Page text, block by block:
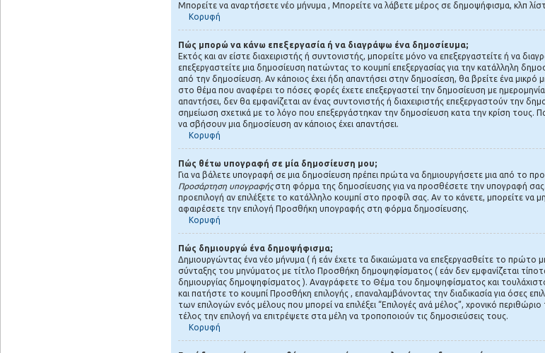
Μπορείτε να αναρτήσετε νέο μήνυμα , Μπορείτε να λάβετε μέρος σε δημοψήφισμα, κλπ
Κορυφή
Πώς μπορώ να κάνω επεξεργασία ή να διαγράψω ένα δημοσίευμα;
Εκτός και αν είστε διαχειριστής ή συντονιστής, μπορείτε μόνο να επεξεργαστείτε ή να
επεξεργαστείτε μια δημοσίευση πατώντας το κουμπί επεξεργασίας για την κατάλληλη
από την δημοσίευση. Αν κάποιος έχει ήδη απαντήσει στην δημοσίεση, θα βρείτε ένα
στο θέμα που αναφέρει το πόσες φορές έχετε επεξεργαστεί την δημοσίευση με
απαντήσει, δεν θα εμφανίζεται αν ένας συντονιστής ή διαχειριστής επεξεργαστούν την
σημείωση σχετικά με το λόγο που επεξεργάστηκαν την δημοσίευση κατα την κρίση τους.
να σβήσουν μια δημοσίευση αν κάποιος έχει απαντήσει.
Κορυφή
Πώς θέτω υπογραφή σε μία δημοσίευση μου;
Για να βάλετε υπογραφή σε μια δημοσίευση πρέπει πρώτα να δημιουργήσετε μια από το
Προσάρτηση υπογραφήςστη φόρμα της δημοσίευσης για να προσθέσετε την υπογραφή
προεπιλογή αν επιλέξετε το κατάλληλο κουμπί στο προφίλ σας. Αν το κάνετε, μπορείτε να
αφαιρέσετε την επιλογή Προσθήκη υπογραφής στη φόρμα δημοσίευσης.
Κορυφή
Πώς δημιουργώ ένα δημοψήφισμα;
Δημιουργώντας ένα νέο μήνυμα ( ή εάν έχετε τα δικαιώματα να επεξεργασθείτε το πρώτο
σύνταξης του μηνύματος με τίτλο Προσθήκη δημοψηφίσματος ( εάν δεν εμφανίζεται
δημιουργίας δημοψηφίσματος ). Αναγράφετε το Θέμα του δημοψηφίσματος και
και πατήστε το κουμπί Προσθήκη επιλογής , επαναλαμβάνοντας την διαδικασία για όσες
των επιλογών ενός μέλους που μπορεί να επιλέξει “Επιλογές ανά μέλος”, χρονικό
τέλος την επιλογή να επιτρέψετε στα μέλη να τροποποιούν τις δημοσιεύσεις τους.
Κορυφή